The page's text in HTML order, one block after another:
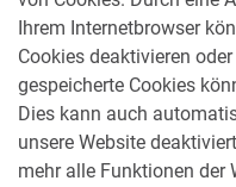
Ihrem Internetbrowser
Cookies deaktivieren
gespeicherte Cookies
Dies kann auch
unsere Website
mehr alle Funktionen